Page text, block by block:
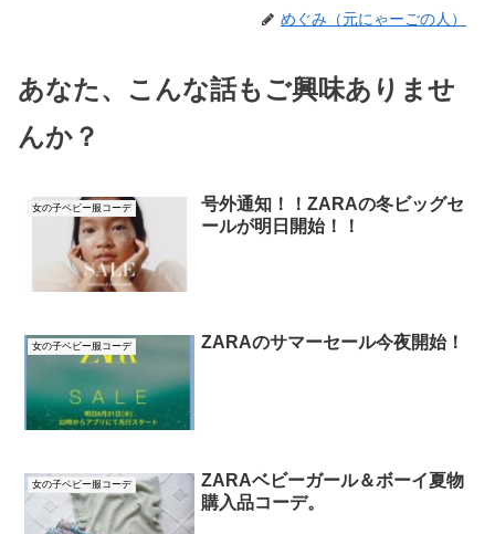
めぐみ（元にゃーごの人）
あなた、こんな話もご興味ありませ
んか？
女の子ベビー服コーデ
号外通知！！ZARAの冬ビッグセ
ールが明日開始！！
女の子ベビー服コーデ ZARAのサマーセール今夜開始！
女の子ベビー服コーデ
ZARAベビーガール＆ボーイ夏物
購入品コーデ。